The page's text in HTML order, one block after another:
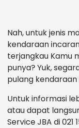
Nah, untuk jenis
kendaraan
terjangkau Kamu
punya? Yuk,
pulang kendaraan
Untuk informasi
atau dapat
Service JBA di 021